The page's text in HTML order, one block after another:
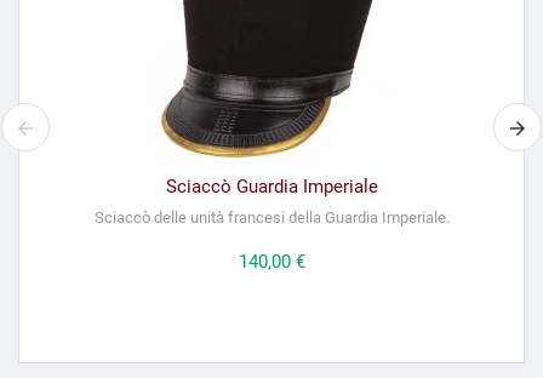
Sciaccò Guardia Imperiale
Sciaccò delle unità francesi della Guardia Imperiale.
Prezzo
140,00 €